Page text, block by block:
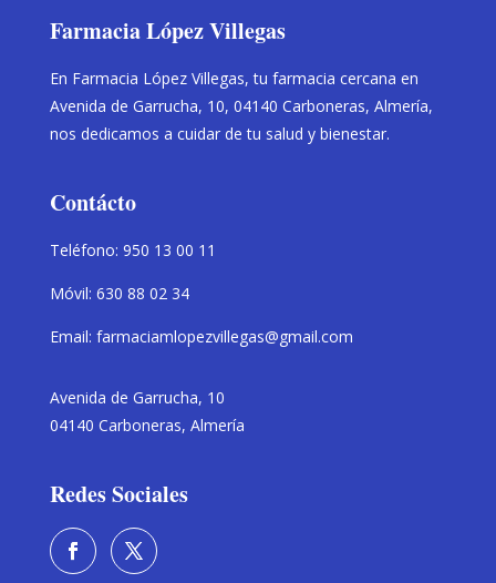
Farmacia López Villegas
En Farmacia López Villegas, tu farmacia cercana en
Avenida de Garrucha, 10, 04140 Carboneras, Almería,
nos dedicamos a cuidar de tu salud y bienestar.
Contácto
Teléfono: 950 13 00 11
Móvil: 630 88 02 34
Email: farmaciamlopezvillegas@gmail.com
Avenida de Garrucha, 10
04140 Carboneras, Almería
Redes Sociales